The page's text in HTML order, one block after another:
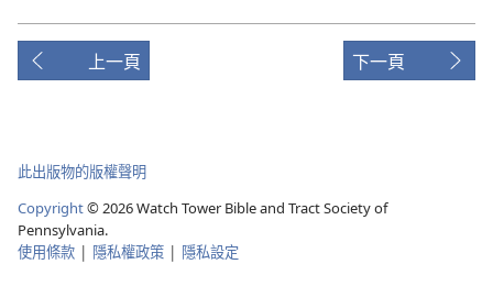
放
影
上一頁 下一頁
此出版物的版權聲明
Copyright© 2026 Watch Tower Bible and Tract Society of
Pennsylvania.
使用條款 | 隱私權政策 | 隱私設定